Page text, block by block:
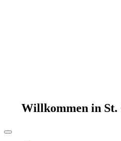
Willkommen in St.